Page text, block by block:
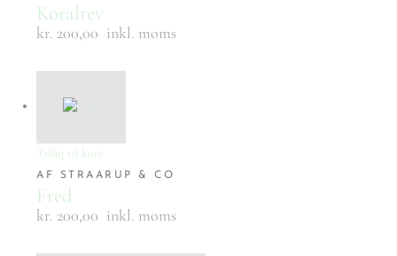
Koralrev
kr. 200,00 inkl. moms
Tilføj til kurv
AF STRAARUP & CO
Fred
kr. 200,00 inkl. moms